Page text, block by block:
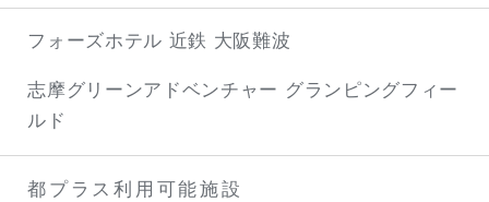
フォーズホテル 近鉄 大阪難波
志摩グリーンアドベンチャー グランピングフィー
ルド
都プラス利用可能施設